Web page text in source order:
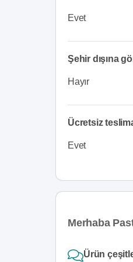
Evet
Şehir dışına
Hayır
Ücretsiz
Evet
Merhaba
Ürün